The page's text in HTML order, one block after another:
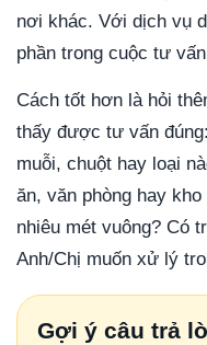
nơi khác. Với dịch vụ
phần trong cuộc tư
Cách tốt hơn là hỏi
thấy được tư vấn
muỗi, chuột hay loại
ăn, văn phòng hay
nhiêu mét vuông? Có
Anh/Chị muốn xử lý
Gợi ý câu trả